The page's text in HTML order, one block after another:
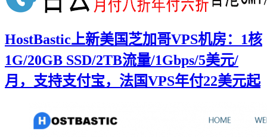
HostBastic上新美国芝加哥VPS机房：1核
1G/20GB SSD/2TB流量/1Gbps/5美元/
月，支持支付宝，法国VPS年付22美元起